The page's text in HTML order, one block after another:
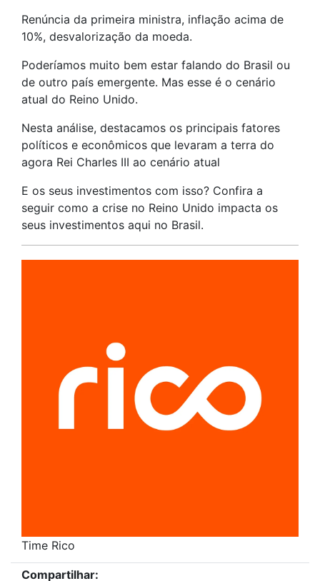
Renúncia da primeira ministra, inflação acima de
10%, desvalorização da moeda.
Poderíamos muito bem estar falando do Brasil ou
de outro país emergente. Mas esse é o cenário
atual do Reino Unido.
Nesta análise, destacamos os principais fatores
políticos e econômicos que levaram a terra do
agora Rei Charles III ao cenário atual
E os seus investimentos com isso? Confira a
seguir como a crise no Reino Unido impacta os
seus investimentos aqui no Brasil.
Time Rico
Compartilhar: